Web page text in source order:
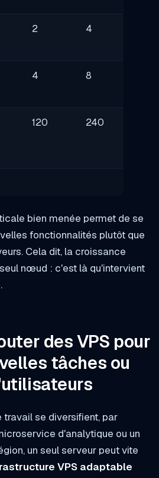
2 4
4 8
120 240
bien menée permet de se
fonctionnalités plutôt que
Cela dit, la croissance
nœud : c'est là qu'intervient
des VPS pour
tâches ou
travail se diversifient, par
d'analytique ou un
un seul serveur peut vite
VPS adaptable